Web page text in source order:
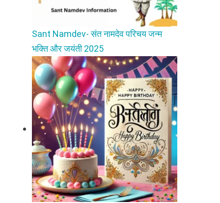
Sant Namdev- संत नामदेव परिचय जन्म
भक्ति और जयंती 2025